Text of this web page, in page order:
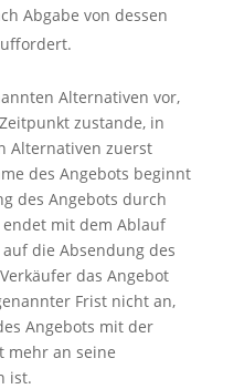
Abgabe von dessen
Alternativen vor,
zustande, in
Alternativen zuerst
des Angebots beginnt
des Angebots durch
mit dem Ablauf
die Absendung des
das Angebot
Frist nicht an,
Angebots mit der
mehr an seine
ist.